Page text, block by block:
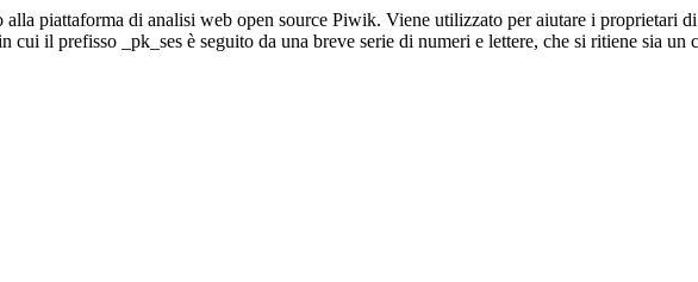
alla piattaforma di analisi web open source Piwik. Viene utilizzato per aiutare i proprietari
cui il prefisso _pk_ses è seguito da una breve serie di numeri e lettere, che si ritiene sia